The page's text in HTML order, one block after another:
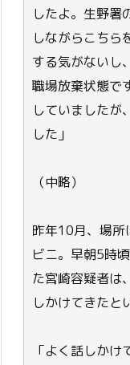
したよ。生野署
しながらこちら
する気がないし
職場放棄状態で
していましたが
した」
（中略）
昨年10月、場所
ビニ。早朝5時
た宮崎容疑者は
しかけてきたと
「よく話しか